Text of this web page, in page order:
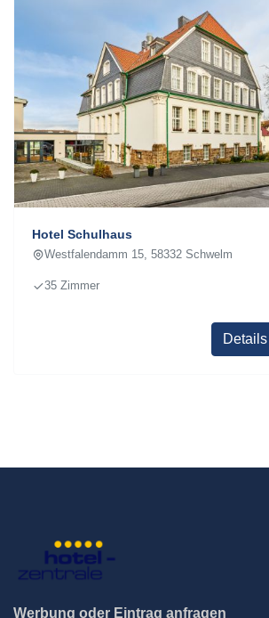
Hotel Schulhaus
Westfalendamm 15, 58332 Schwelm
35 Zimmer
Werbung oder Eintrag anfragen